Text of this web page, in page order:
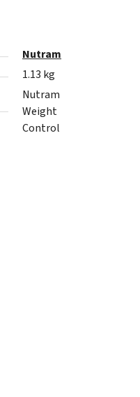
Nutram
1.13 kg
Nutram
Weight
Control